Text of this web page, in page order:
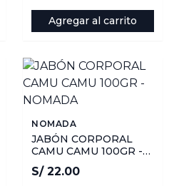
Agregar al carrito
NOMADA
JABÓN CORPORAL
CAMU CAMU 100GR -
NOMADA
S/ 22.00